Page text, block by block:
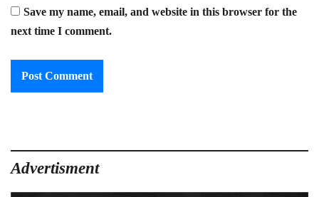
Save my name, email, and website in this browser for the
next time I comment.
Advertisment